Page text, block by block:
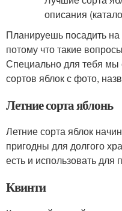
Планируешь посадить
потому что такие
Специально для тебя мы
сортов яблок с фото,
Летние сорта яблонь
Летние сорта яблок
пригодны для долгого
есть и использовать для
Квинти